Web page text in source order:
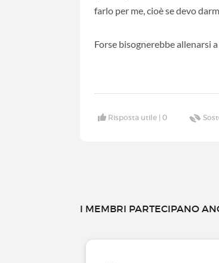
farlo per me, cioè se devo
Forse bisognerebbe allenarsi
Risposta utile |0
I MEMBRI PARTECIPANO